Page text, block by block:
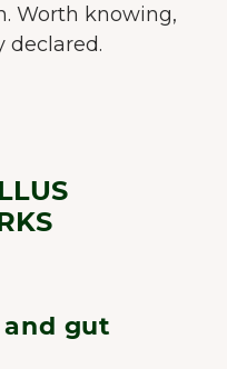
Worth knowing,
declared.
gut